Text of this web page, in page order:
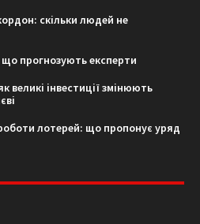
скільки людей не
прогнозують експерти
великі інвестиції змінюють
лотерей: що пропонує уряд